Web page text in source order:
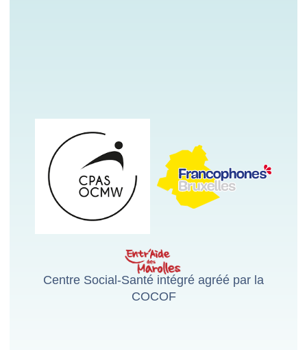
Centre Social-Santé intégré agréé par la
COCOF